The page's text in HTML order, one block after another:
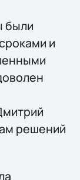
были
и
решений